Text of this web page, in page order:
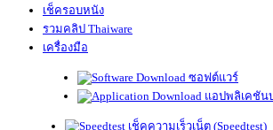
เช็ครอบหนัง
รวมคลิป Thaiware
เครื่องมือ
ซอฟต์แวร์
แอปพลิเคชัน
เช็คความเร็วเน็ต (Speedtest)